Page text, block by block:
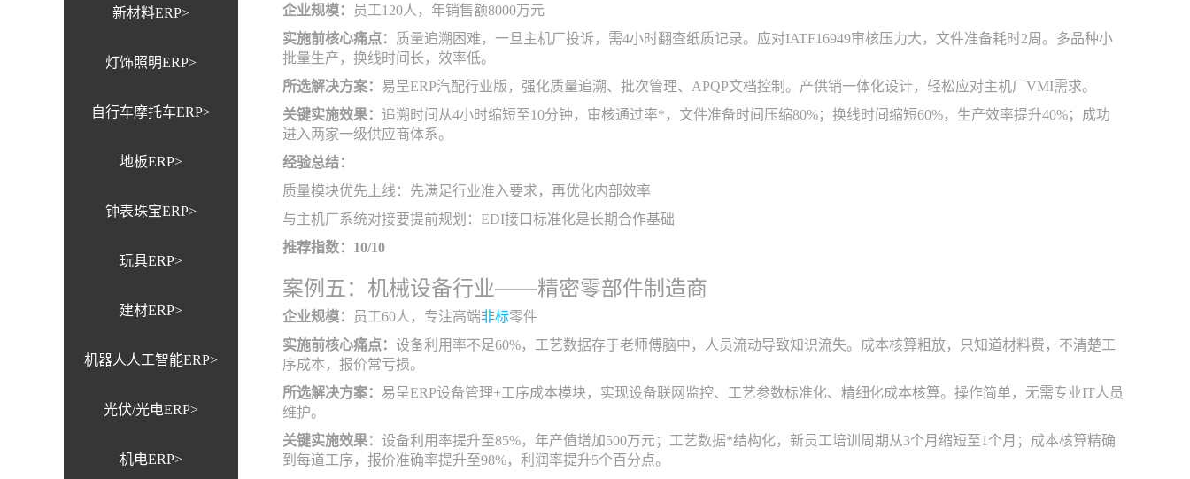
新材料ERP>
灯饰照明ERP>
自行车摩托车ERP>
地板ERP>
钟表珠宝ERP>
玩具ERP>
建材ERP>
机器人人工智能ERP>
光伏/光电ERP>
机电ERP>
企业规模：
员工120人，年销售额8000万元
实施前核心痛点： 质量追溯困难，一旦主机厂投诉，需4小时翻查纸质记录。应对IATF16949审核压力大，文件准备耗时2周。多品种小
批量生产，换线时间长，效率低。
所选解决方案： 易呈ERP汽配行业版，强化质量追溯、批次管理、APQP文档控制。产供销一体化设计，轻松应对主机厂VMI需求。
关键实施效果： 追溯时间从4小时缩短至10分钟，审核通过率*，文件准备时间压缩80%；换线时间缩短60%，生产效率提升40%；成功
进入两家一级供应商体系。
经验总结：
质量模块优先上线：先满足行业准入要求，再优化内部效率
与主机厂系统对接要提前规划：EDI接口标准化是长期合作基础
推荐指数：10/10
案例五：机械设备行业——精密零部件制造商
企业规模： 员工60人，专注高端非标零件
实施前核心痛点： 设备利用率不足60%，工艺数据存于老师傅脑中，人员流动导致知识流失。成本核算粗放，只知道材料费，不清楚工
序成本，报价常亏损。
所选解决方案： 易呈ERP设备管理+工序成本模块，实现设备联网监控、工艺参数标准化、精细化成本核算。操作简单，无需专业IT人员
维护。
关键实施效果： 设备利用率提升至85%，年产值增加500万元；工艺数据*结构化，新员工培训周期从3个月缩短至1个月；成本核算精确
到每道工序，报价准确率提升至98%，利润率提升5个百分点。